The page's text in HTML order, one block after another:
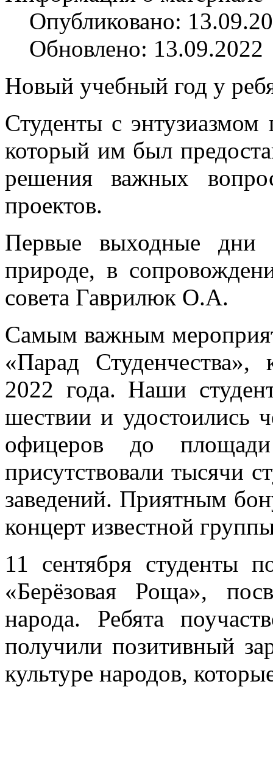
Опубликовано:
Обновлено: 13.09.2022
Новый учебный год у
Студенты с энтузиазмом
который им был
решения важных
проектов.
Первые выходные дни
природе, в
совета Гаврилюк О.А.
Самым важным
«Парад
2022 года. Наши
шествии и удостоились
офицеров до
присутствовали тысячи
заведений. Приятным
концерт известной
11 сентября студенты
«Берёзовая Роща»,
народа. Ребята
получили позитивный
культуре народов,